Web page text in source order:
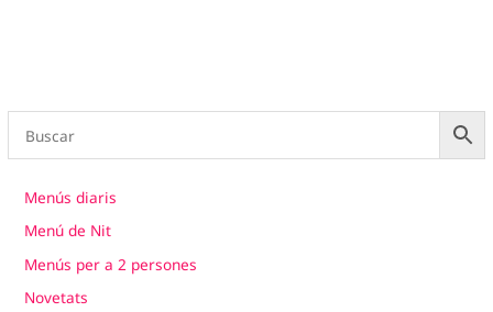
Menús diaris
Menú de Nit
Menús per a 2 persones
Novetats